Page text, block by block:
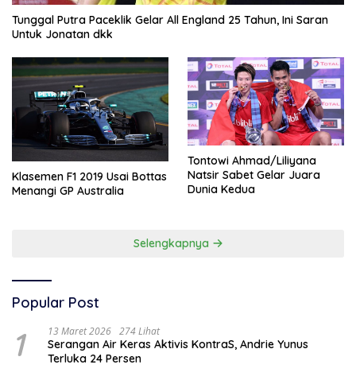
Tunggal Putra Paceklik Gelar All England 25 Tahun, Ini Saran
Untuk Jonatan dkk
Klasemen F1 2019 Usai Bottas
Menangi GP Australia
Tontowi Ahmad/Liliyana
Natsir Sabet Gelar Juara
Dunia Kedua
Selengkapnya
Popular Post
1 13 Maret 2026 274 Lihat
Serangan Air Keras Aktivis KontraS, Andrie Yunus
Terluka 24 Persen